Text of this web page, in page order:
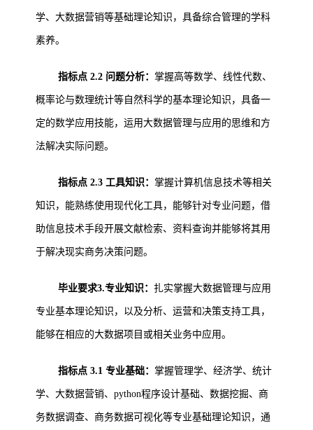
学、大数据营销等基础理论知识，具备综合管理的学科
素养。
指标点 2.2 问题分析： 掌握高等数学、线性代数、
概率论与数理统计等自然科学的基本理论知识，具备一
定的数学应用技能，运用大数据管理与应用的思维和方
法解决实际问题。
指标点 2.3 工具知识： 掌握计算机信息技术等相关
知识，能熟练使用现代化工具，能够针对专业问题，借
助信息技术手段开展文献检索、资料查询并能够将其用
于解决现实商务决策问题。
毕业要求3.专业知识： 扎实掌握大数据管理与应用
专业基本理论知识，以及分析、运营和决策支持工具，
能够在相应的大数据项目或相关业务中应用。
指标点 3.1 专业基础：掌握管理学、经济学、统计
学、大数据营销、python程序设计基础、数据挖掘、商
务数据调查、商务数据可视化等专业基础理论知识，通